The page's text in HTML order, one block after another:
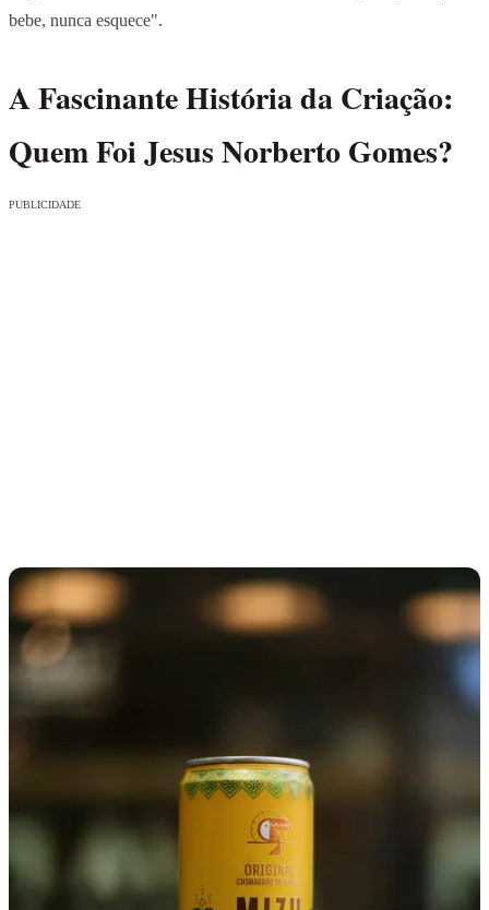
bebe, nunca esquece".
A Fascinante História da Criação:
Quem Foi Jesus Norberto Gomes?
PUBLICIDADE